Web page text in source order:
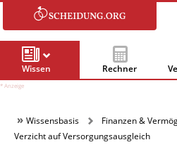
Wissen Rechner
Wissensbasis
Finanzen &
Verzicht auf Versorgungsausgleich